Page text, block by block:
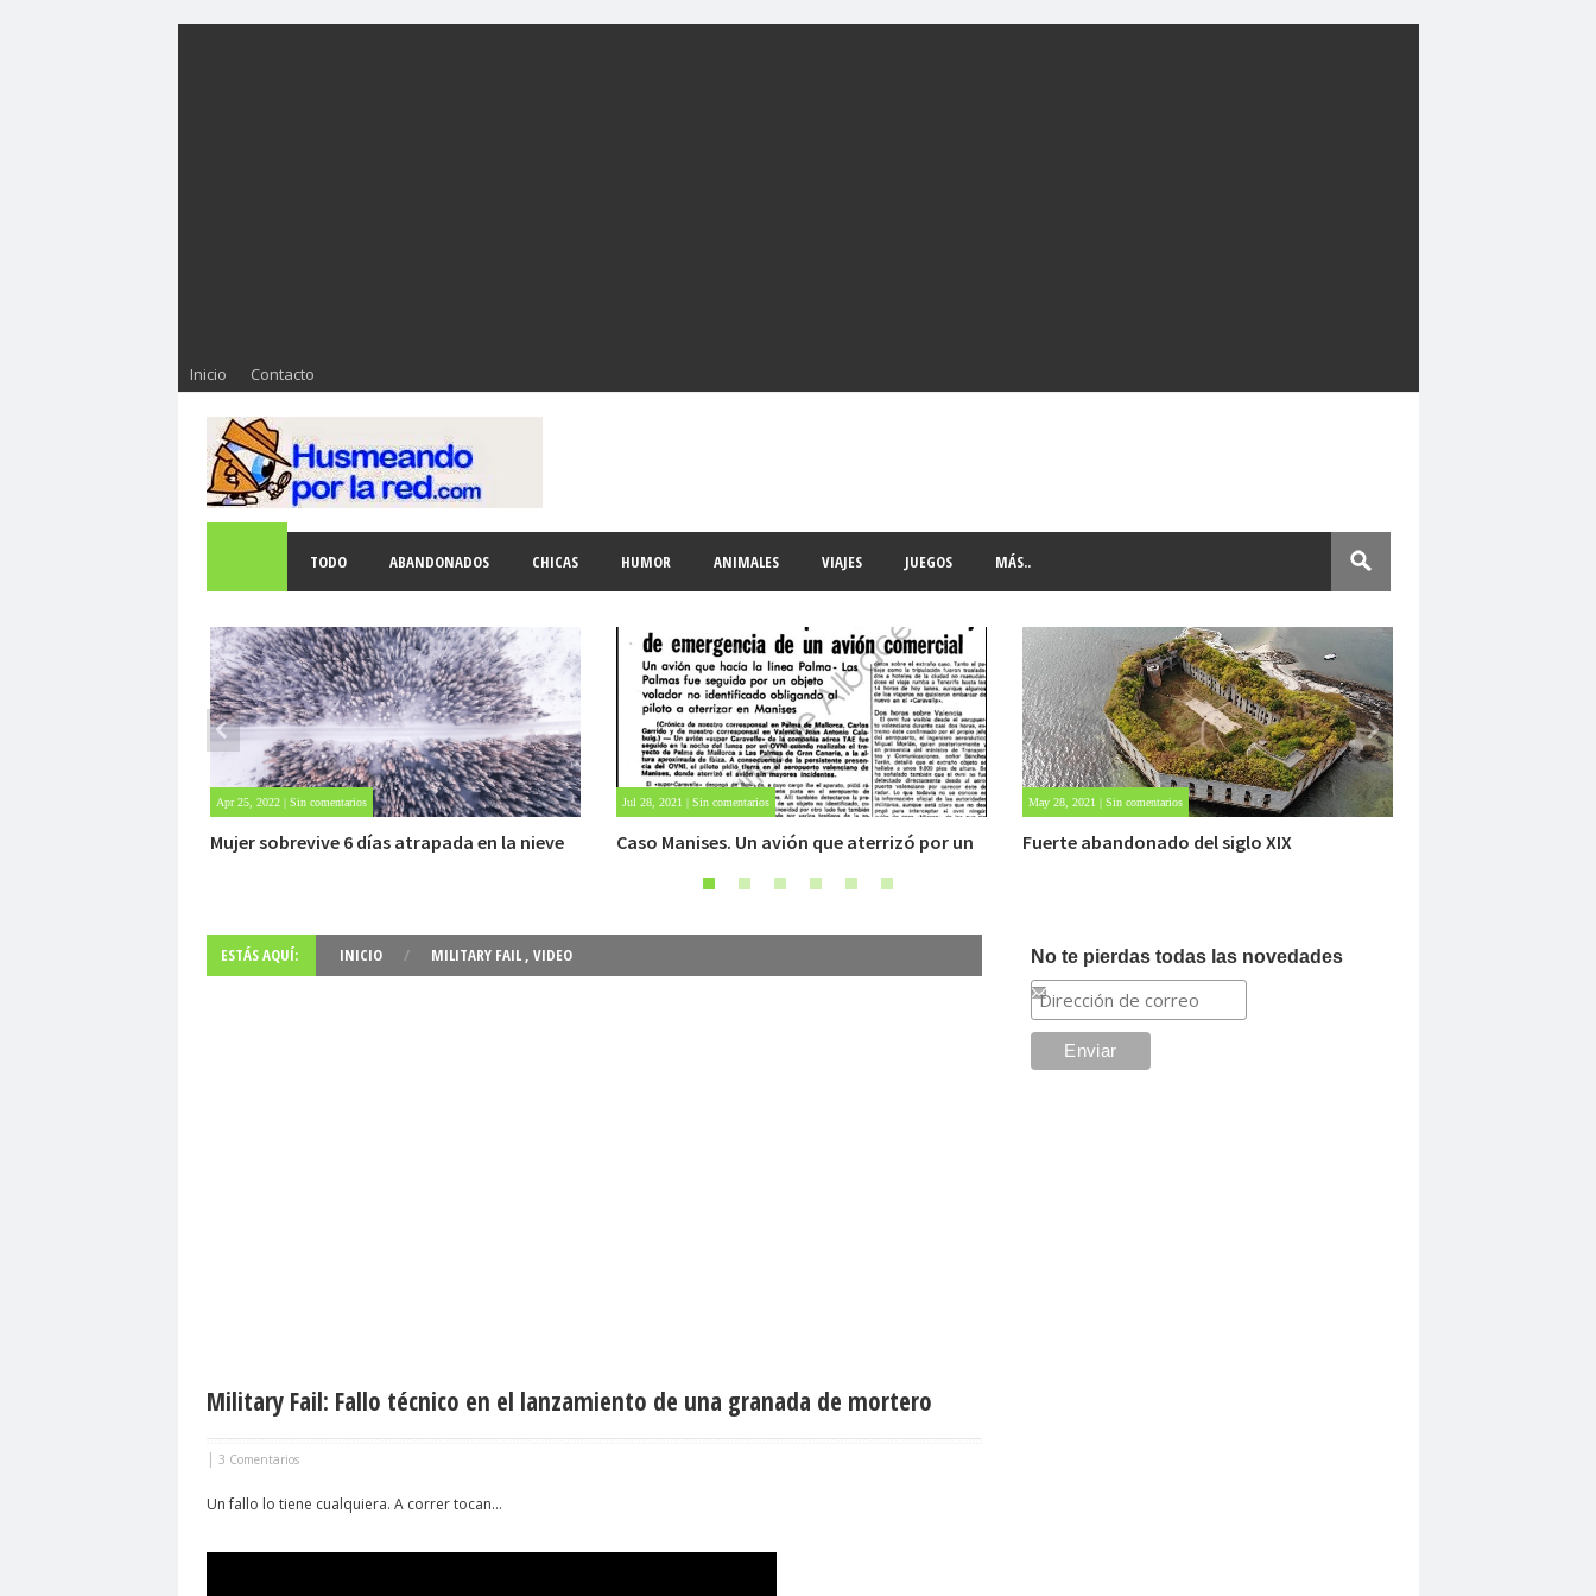
Inicio Contacto
TODO ABANDONADOS CHICAS HUMOR ANIMALES VIAJES JUEGOS MÁS..
Apr 25, 2022 | Sin comentarios
Mujer sobrevive 6 días atrapada en la nieve
Jul 28, 2021 | Sin comentarios
Caso Manises. Un avión que aterrizó por un
May 28, 2021 | Sin comentarios
Fuerte abandonado del siglo XIX
ESTÁS AQUÍ: INICIO / MILITARY FAIL , VIDEO
Military Fail: Fallo técnico en el lanzamiento de una granada de mortero
| 3 Comentarios
Un fallo lo tiene cualquiera. A correr tocan...
No te pierdas todas las novedades